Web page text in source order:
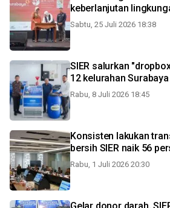
keberlanjutan
Sabtu, 25 Juli 2026 18:38
SIER salurkan
12 kelurahan Surabaya
Rabu, 8 Juli 2026 18:45
Konsisten lakukan
bersih SIER naik 56
Rabu, 1 Juli 2026 20:30